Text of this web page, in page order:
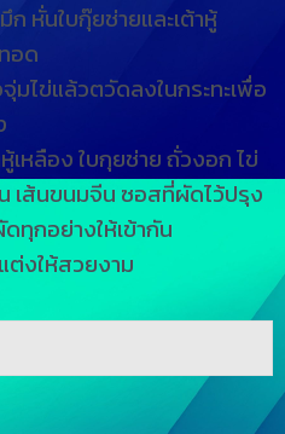
ก หั่นใบกุ๊ยช่ายและเต้าหู้
อด
มไข่แล้วตวัดลงในกระทะเพื่อ
เหลือง ใบกุยช่าย ถั่วงอก ไข่
เส้นขนมจีน ซอสที่ผัดไว้ปรุง
ทุกอย่างให้เข้ากัน
ต่งให้สวยงาม